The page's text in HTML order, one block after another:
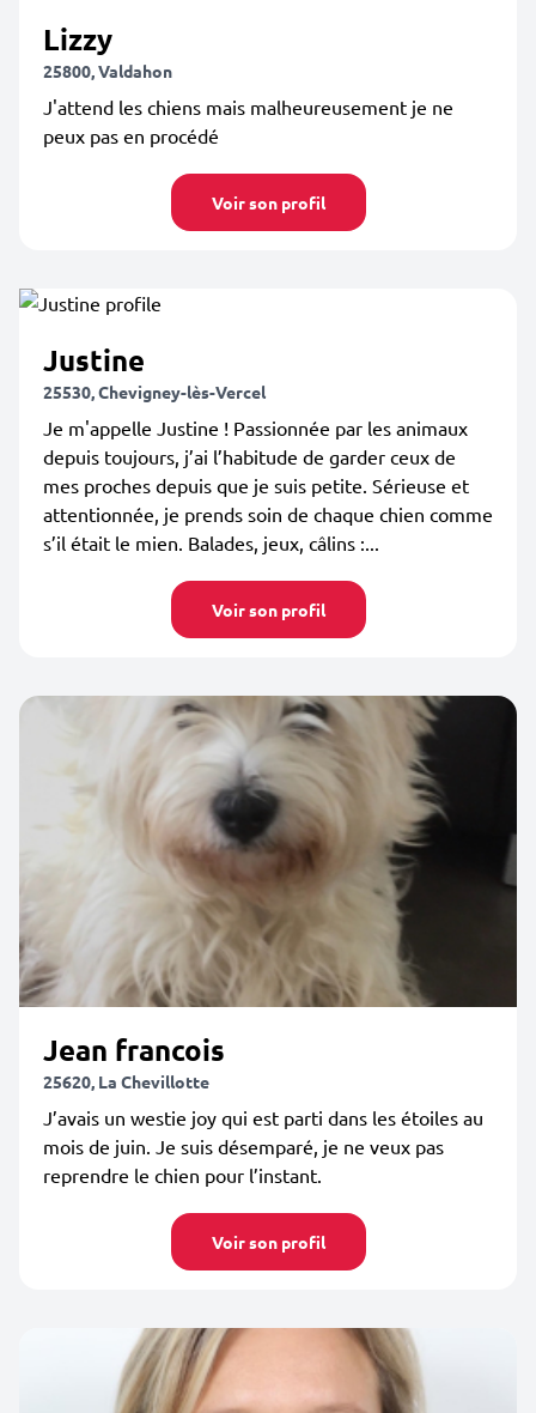
Lizzy
25800, Valdahon
J'attend les chiens mais malheureusement je ne
peux pas en procédé
Voir son profil
Justine
25530, Chevigney-lès-Vercel
Je m'appelle Justine ! Passionnée par les animaux
depuis toujours, j’ai l’habitude de garder ceux de
mes proches depuis que je suis petite. Sérieuse et
attentionnée, je prends soin de chaque chien comme
s’il était le mien. Balades, jeux, câlins :...
Voir son profil
Jean francois
25620, La Chevillotte
J’avais un westie joy qui est parti dans les étoiles au
mois de juin. Je suis désemparé, je ne veux pas
reprendre le chien pour l’instant.
Voir son profil